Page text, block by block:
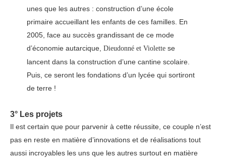
unes que les autres : construction d’une école
primaire accueillant les enfants de ces familles. En
2005, face au succès grandissant de ce mode
d’économie autarcique, Dieudonné et Violettese
lancent dans la construction d’une cantine scolaire.
Puis, ce seront les fondations d’un lycée qui sortiront
de terre !
3° Les projets
Il est certain que pour parvenir à cette réussite, ce couple n’est
pas en reste en matière d’innovations et de réalisations tout
aussi incroyables les uns que les autres surtout en matière